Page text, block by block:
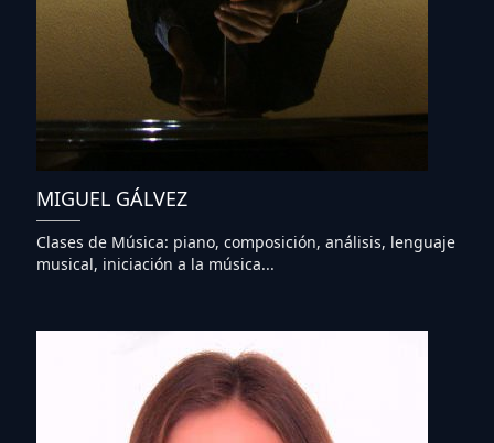
MIGUEL GÁLVEZ
Clases de Música: piano, composición, análisis, lenguaje
musical, iniciación a la música...